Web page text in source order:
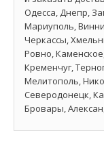
Одесса, Днепр,
Мариуполь,
Черкассы,
Ровно,
Кременчуг,
Мелитополь,
Северодонецк,
Бровары,